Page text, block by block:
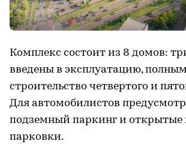
Комплекс состоит из 8 домов:
введены в эксплуатацию,
строительство четвертого и
Для автомобилистов
подземный паркинг и открытые
парковки.